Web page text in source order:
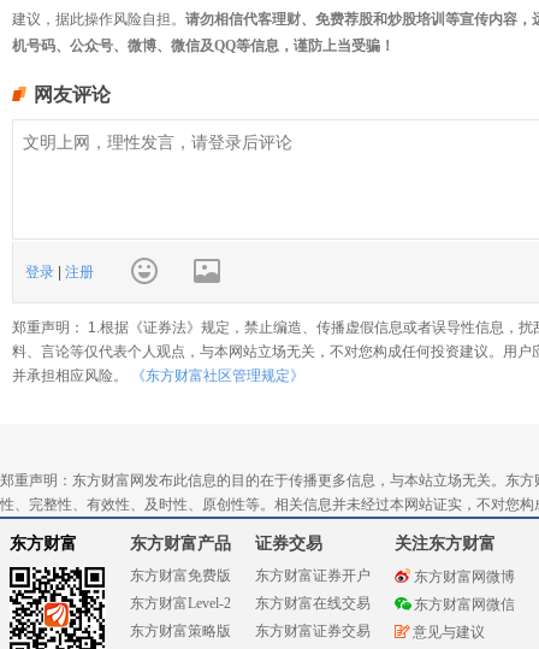
建议，据此操作风险自担。 请勿相信代客理财、免费荐股和炒股培训等宣传内容
机号码、公众号、微博、微信及QQ等信息，谨防上当受骗！
网友评论
登录 注册
郑重声明： 1.根据《证券法》规定，禁止编造、传播虚假信息或者误导性信息，
料、言论等仅代表个人观点，与本网站立场无关，不对您构成任何投资建议。用
并承担相应风险。
《东方财富社区管理规定》
郑重声明：东方财富网发布此信息的目的在于传播更多信息，与本站立场无关。东
性、完整性、有效性、及时性、原创性等。相关信息并未经过本网站证实，不对您
东方财富 东方财富产品
东方财富免费版
东方财富Level-2
东方财富策略版
证券交易
东方财富证券开户
东方财富在线交易
东方财富证券交易
关注东方财富
东方财富网微博
东方财富网微信
意见与建议